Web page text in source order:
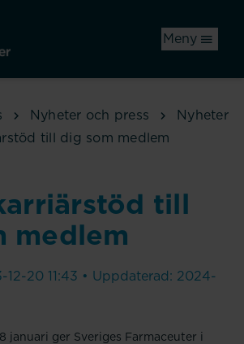
Meny
Nyheter och press
Nyheter
till dig som medlem
till
medlem
12-20 11:43 • Uppdaterad: 2024-
januari ger Sveriges Farmaceuter i